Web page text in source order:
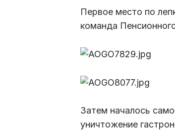
Первое место по
команда
Затем началось
уничтожение